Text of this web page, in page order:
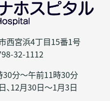
宮浜4丁目15番1号
32-1112
分～午前11時30分
、12月30日～1月3日